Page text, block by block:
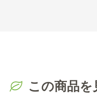
この商品